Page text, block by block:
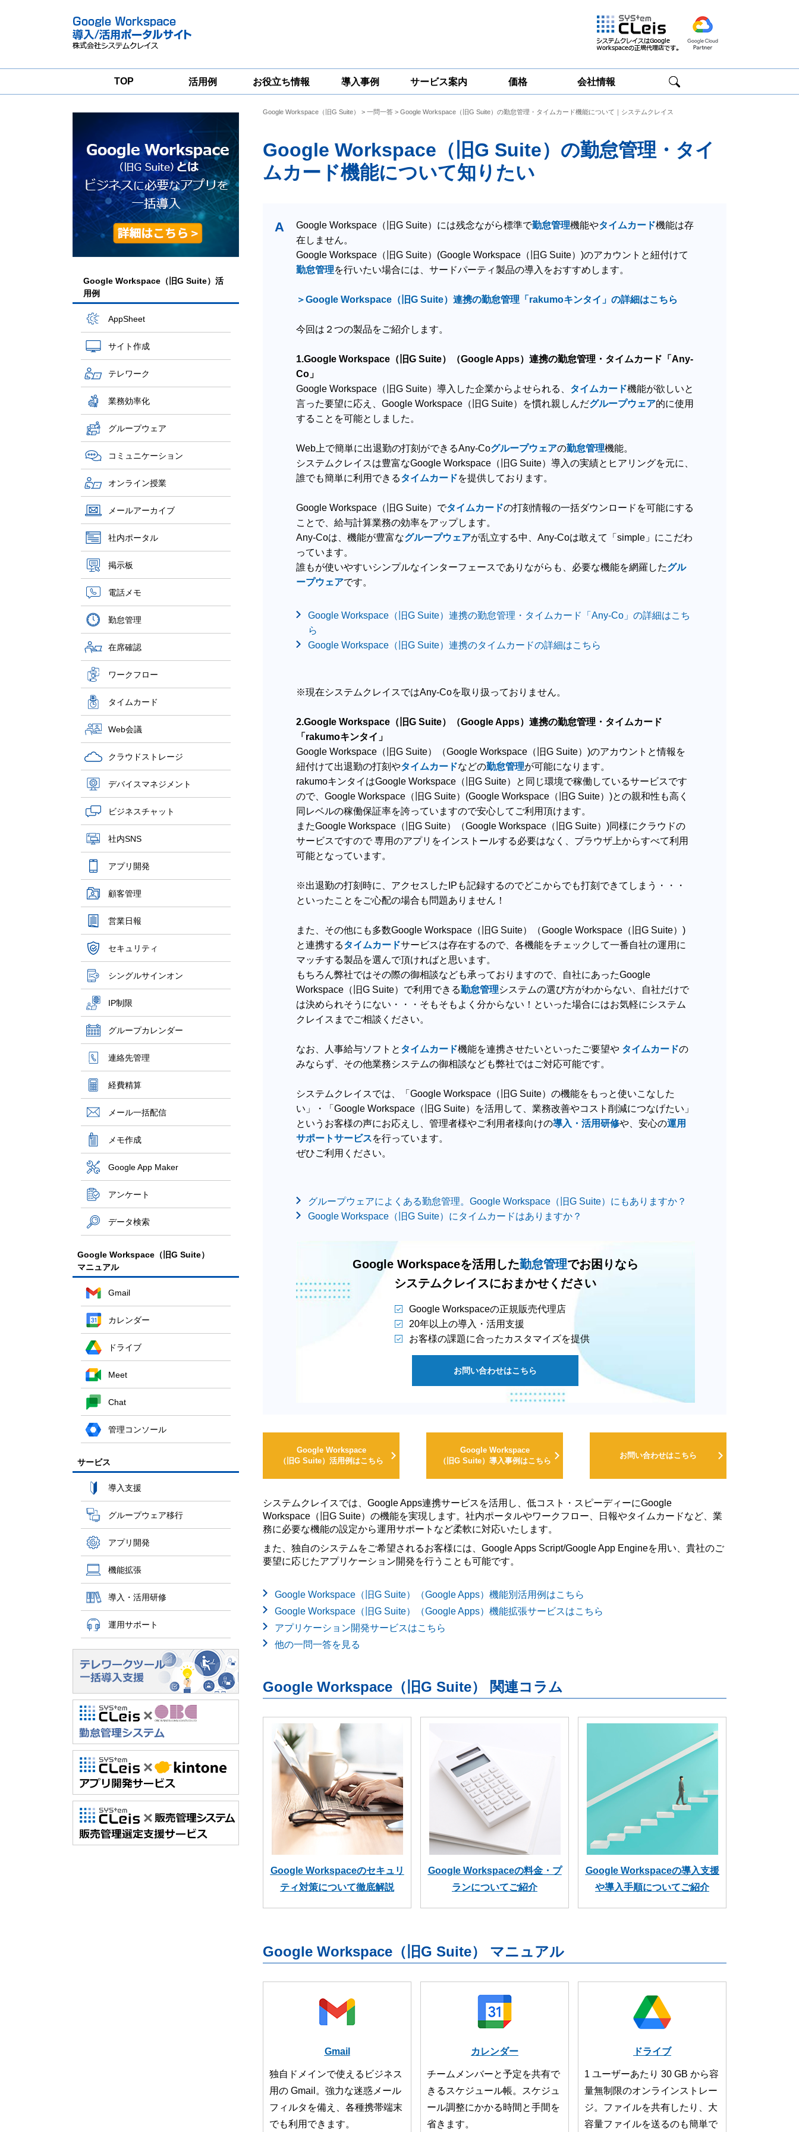
TOP 活用例 お役立ち情報
一問一答 コラム
導入事例 サービス案内
支援サービス
グループウェア
移行支援
Google
対策サービス
Google
Google
Google
Google
価格 会社情報
Google Workspace（旧G Suite）活
用例
AppSheet
サイト作成
テレワーク
業務効率化
グループウェア
コミュニケーション
オンライン授業
メールアーカイブ
社内ポータル
掲示板
電話メモ
勤怠管理
在席確認
ワークフロー
タイムカード
Web会議
クラウドストレージ
デバイスマネジメント
ビジネスチャット
社内SNS
アプリ開発
顧客管理
営業日報
セキュリティ
シングルサインオン
IP制限
グループカレンダー
連絡先管理
経費精算
メール一括配信
メモ作成
Google App Maker
アンケート
データ検索
Google Workspace（旧G Suite）
マニュアル
Gmail
カレンダー
ドライブ
Meet
Chat
管理コンソール
サービス
導入支援
グループウェア移行
アプリ開発
機能拡張
導入・活用研修
運用サポート
Google Workspace（旧G Suite） > 一問一答 > Google Workspace（旧G Suite）の勤怠管理・タイムカード機能について｜システムクレイス
Google Workspace（旧G Suite）の勤怠管理・タイ
ムカード機能について知りたい
A Google Workspace（旧G Suite）には残念ながら標準で勤怠管理機能やタイムカード機能は存
在しません。
Google Workspace（旧G Suite）(Google Workspace（旧G Suite）)のアカウントと紐付けて
勤怠管理を行いたい場合には、サードパーティ製品の導入をおすすめします。
＞Google Workspace（旧G Suite）連携の勤怠管理「rakumoキンタイ」の詳細はこちら
今回は２つの製品をご紹介します。
1.Google Workspace（旧G Suite）（Google Apps）連携の勤怠管理・タイムカード「Any-
Co」
Google Workspace（旧G Suite）導入した企業からよせられる、 タイムカード機能が欲しいと
言った要望に応え、Google Workspace（旧G Suite）を慣れ親しんだグループウェア的に使用
することを可能としました。
Web上で簡単に出退勤の打刻ができるAny-Coグループウェアの勤怠管理機能。
システムクレイスは豊富なGoogle Workspace（旧G Suite）導入の実績とヒアリングを元に、
誰でも簡単に利用できるタイムカードを提供しております。
Google Workspace（旧G Suite）でタイムカードの打刻情報の一括ダウンロードを可能にする
ことで、給与計算業務の効率をアップします。
Any-Coは、機能が豊富なグループウェアが乱立する中、Any-Coは敢えて「simple」にこだわ
っています。
誰もが使いやすいシンプルなインターフェースでありながらも、必要な機能を網羅したグル
ープウェアです。
Google Workspace（旧G Suite）連携の勤怠管理・タイム カード「Any-Co」の詳細はこち
ら
Google Workspace（旧G Suite）連携のタイム カードの詳細はこちら
※現在システムクレイスではAny-Coを取り扱っておりません。
2.Google Workspace（旧G Suite）（Google Apps）連携の勤怠管理・タイムカード
「rakumoキンタイ」
Google Workspace（旧G Suite）（Google Workspace（旧G Suite）)のアカウントと情報を
紐付けて出退勤の打刻やタイムカードなどの勤怠管理が可能になります。
rakumoキンタイはGoogle Workspace（旧G Suite）と同じ環境で稼働しているサービスです
ので、Google Workspace（旧G Suite）(Google Workspace（旧G Suite）)との親和性も高く
同レベルの稼働保証率を誇っていますので安心してご利用頂けます。
またGoogle Workspace（旧G Suite）（Google Workspace（旧G Suite）)同様にクラウドの
サービスですので 専用のアプリをインストールする必要はなく、ブラウザ上からすべて利用
可能となっています。
※出退勤の打刻時に、アクセスしたIPも記録するのでどこからでも打刻できてしまう・・・
といったことをご心配の場合も問題ありません！
また、その他にも多数Google Workspace（旧G Suite）（Google Workspace（旧G Suite）)
と連携するタイムカードサービスは存在するので、各機能をチェックして一番自社の運用に
マッチする製品を選んで頂ければと思います。
もちろん弊社ではその際の御相談なども承っておりますので、自社にあったGoogle
Workspace（旧G Suite）で利用できる勤怠管理システムの選び方がわからない、自社だけで
は決められそうにない・・・そもそもよく分からない！といった場合にはお気軽にシステム
クレイスまでご相談ください。
なお、人事給与ソフトと タイムカード機能を連携させたいといったご要望や タイムカードの
みならず、その他業務システムの御相談なども弊社ではご対応可能です。
システムクレイスでは、「Google Workspace（旧G Suite）の機能をもっと使いこなした
い」・「Google Workspace（旧G Suite）を活用して、業務改善やコスト削減につなげたい」
というお客様の声にお応えし、管理者様やご利用者様向けの導入・活用研修や、安心の運用
サポートサービスを行っています。
ぜひご利用ください。
グループウェアによくある勤怠管理。Google Workspace（旧G Suite）にもありますか？
Google Workspace（旧G Suite）にタイム カードはありますか？
Google Workspaceを活用した勤怠管理でお困りなら
システムクレイスにおまかせください
Google Workspaceの正規販売代理店
20年以上の導入・活用支援
お客様の課題に合ったカスタマイズを提供
お問い合わせはこちら
Google Workspace
（旧G Suite）活用例はこちら
Google Workspace
（旧G Suite）導入事例はこちら
お問い合わせはこちら
システムクレイスでは、Google Apps連携サービスを活用し、低コスト・スピーディーにGoogle
Workspace（旧G Suite）の機能を実現します。社内ポータルやワークフロー、日報やタイムカードなど、業
務に必要な機能の設定から運用サポートなど柔軟に対応いたします。
また、独自のシステムをご希望されるお客様には、Google Apps Script/Google App Engineを用い、貴社のご
要望に応じたアプリケーション開発を行うことも可能です。
Google Workspace（旧G Suite）（Google Apps）機能別活用例はこちら
Google Workspace（旧G Suite）（Google Apps）機能拡張サービスはこちら
アプリケーション開発サービスはこちら
他の一問一答を見る
Google Workspace（旧G Suite） 関連コラム
Google Workspaceのセキュリ
ティ対策について徹底解説
Google Workspaceの料金・プ
ランについてご紹介
Google Workspaceの導入支援
や導入手順についてご紹介
Google Workspace（旧G Suite） マニュアル
Gmail
独自ドメインで使えるビジネス
用の Gmail。強力な迷惑メール
フィルタを備え、各種携帯端末
でも利用できます。
カレンダー
チームメンバーと予定を共有で
きるスケジュール帳。スケジュ
ール調整にかかる時間と手間を
省きます。
ドライブ
1 ユーザーあたり 30 GB から容
量無制限のオンラインストレー
ジ。ファイルを共有したり、大
容量ファイルを送るのも簡単で